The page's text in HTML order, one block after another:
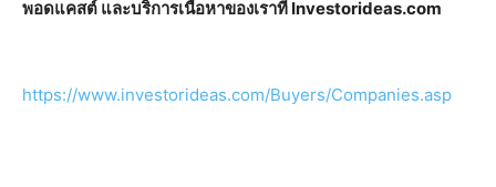
พอดแคสต์ และบริการเนื้อหาของเราที่ Investorideas.com
https://www.investorideas.com/Buyers/Companies.asp